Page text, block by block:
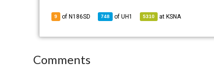
9 of N186SD 748 ofUH1 5310 at KSNA
Comments